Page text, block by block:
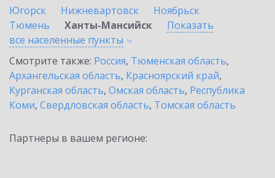
Югорск
Нижневартовск
Ноябрьск
Тюмень
Ханты-Мансийск
Показать
все населенные пункты
Смотрите также: Россия, Тюменская область,
Архангельская область, Красноярский край,
Курганская область, Омская область, Республика
Коми, Свердловская область, Томская область
Партнеры в вашем регионе: